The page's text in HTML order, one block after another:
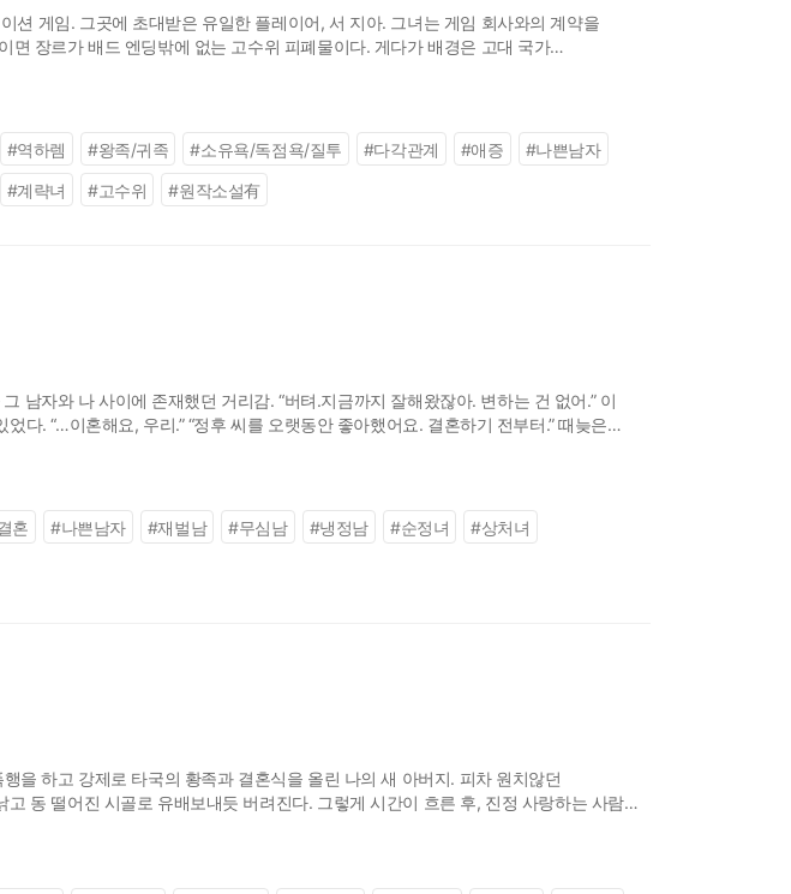
션 게임. 그곳에 초대받은 유일한 플레이어, 서 지아. 그녀는 게임 회사와의 계약을
장르가 배드 엔딩밖에 없는 고수위 피폐물이다. 게다가 배경은 고대 국가
수 있을까?
#역하렘 #왕족/귀족 #소유욕/독점욕/질투 #다각관계 #애증 #나쁜남자
#계략녀 #고수위 #원작소설有
남자와 나 사이에 존재했던 거리감. “버텨.지금까지 잘해왔잖아. 변하는 건 없어.” 이
다. “…이혼해요, 우리.” “정후 씨를 오랫동안 좋아했어요. 결혼하기 전부터.” 때늦은
. 이미 커져버린 두 사람 사이의 시차.그 간극
혼 #나쁜남자 #재벌남 #무심남 #냉정남 #순정녀 #상처녀
을 하고 강제로 타국의 황족과 결혼식을 올린 나의 새 아버지. 피차 원치않던
동 떨어진 시골로 유배보내듯 버려진다. 그렇게 시간이 흐른 후, 진정 사랑하는 사람을
하고자 하는데….